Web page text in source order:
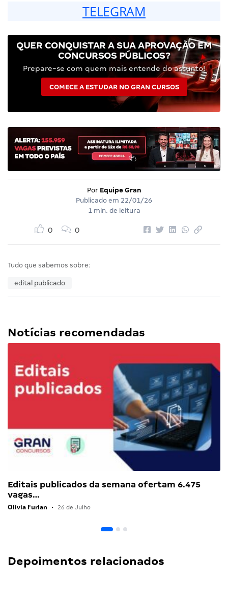
TELEGRAM
QUER CONQUISTAR A SUA APROVAÇÃO EM
CONCURSOS PÚBLICOS?
Prepare-se com quem mais entende do assunto!
COMECE A ESTUDAR NO GRAN CURSOS
Por Equipe Gran
Publicado em 22/01/26
1 min. de leitura
0 0
Tudo que sabemos sobre:
edital publicado
Notícias recomendadas
Editais publicados da semana ofertam 6.475
vagas…
Olivia Furlan • 26 de Julho
Depoimentos relacionados